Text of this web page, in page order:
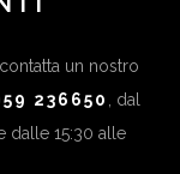
un nostro
236650
, dal
dalle 15:30 alle